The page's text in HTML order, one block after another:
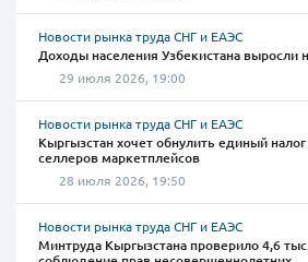
Новости рынка труда СНГ и ЕАЭС
Доходы населения Узбекистана выросли
29 июля 2026, 19:00
Новости рынка труда СНГ и ЕАЭС
Кыргызстан хочет обнулить единый
селлеров маркетплейсов
28 июля 2026, 19:50
Новости рынка труда СНГ и ЕАЭС
Минтруда Кыргызстана проверило 4,6